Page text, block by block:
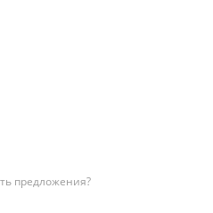
предложения?